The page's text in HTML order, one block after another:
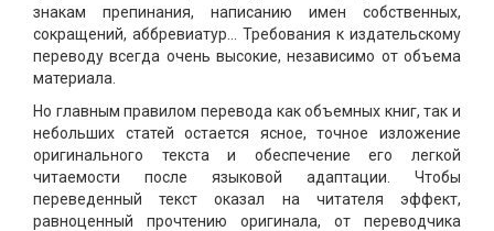
знакам препинания, написанию имен собственных,
сокращений, аббревиатур… Требования к издательскому
переводу всегда очень высокие, независимо от объема
материала.
Но главным правилом перевода как объемных книг, так и
небольших статей остается ясное, точное изложение
оригинального текста и обеспечение его легкой
читаемости после языковой адаптации. Чтобы
переведенный текст оказал на читателя эффект,
равноценный прочтению оригинала, от переводчика